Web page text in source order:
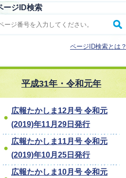
ージID検索
ページID検索とは？
平成31年・令和元年
広報たかしま12月号 令和元
(2019)年11月29日発行
広報たかしま11月号 令和元
(2019)年10月25日発行
広報たかしま10月号 令和元